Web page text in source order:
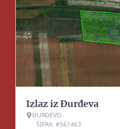
Izlaz iz Đurđeva
ĐURĐEVO
ŠIFRA: #561463